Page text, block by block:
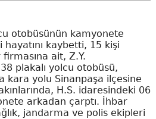
otobüsünün kamyonete
hayatını kaybetti, 15 kişi
ait, Z.Y.
plakalı yolcu otobüsü,
kara yolu Sinanpaşa ilçesine
H.S. idaresindeki 06
arkadan çarptı. İhbar
jandarma ve polis ekipleri